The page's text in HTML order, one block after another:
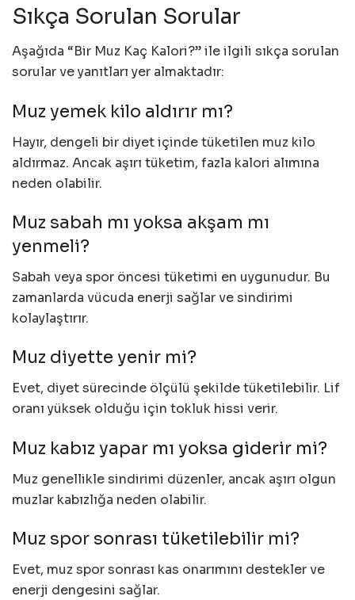
Sıkça Sorulan Sorular
Aşağıda “Bir Muz Kaç Kalori?” ile ilgili sıkça sorulan
sorular ve yanıtları yer almaktadır:
Muz yemek kilo aldırır mı?
Hayır, dengeli bir diyet içinde tüketilen muz kilo
aldırmaz. Ancak aşırı tüketim, fazla kalori alımına
neden olabilir.
Muz sabah mı yoksa akşam mı
yenmeli?
Sabah veya spor öncesi tüketimi en uygunudur. Bu
zamanlarda vücuda enerji sağlar ve sindirimi
kolaylaştırır.
Muz diyette yenir mi?
Evet, diyet sürecinde ölçülü şekilde tüketilebilir. Lif
oranı yüksek olduğu için tokluk hissi verir.
Muz kabız yapar mı yoksa giderir mi?
Muz genellikle sindirimi düzenler, ancak aşırı olgun
muzlar kabızlığa neden olabilir.
Muz spor sonrası tüketilebilir mi?
Evet, muz spor sonrası kas onarımını destekler ve
enerji dengesini sağlar.